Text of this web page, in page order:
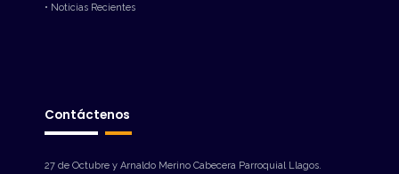
• Noticias Recientes
Contáctenos
27 de Octubre y Arnaldo Merino Cabecera Parroquial Llagos.